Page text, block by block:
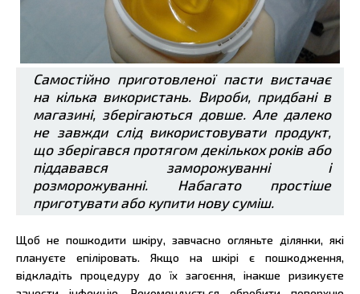
Самостійно приготовленої пасти вистачає
на кілька використань. Вироби, придбані в
магазині, зберігаються довше. Але далеко
не завжди слід використовувати продукт,
що зберігався протягом декількох років або
піддавався заморожуванні і
розморожуванні. Набагато простіше
приготувати або купити нову суміш.
Щоб не пошкодити шкіру, завчасно огляньте ділянки, які
плануєте епіліровать. Якщо на шкірі є пошкодження,
відкладіть процедуру до їх загоєння, інакше ризикуєте